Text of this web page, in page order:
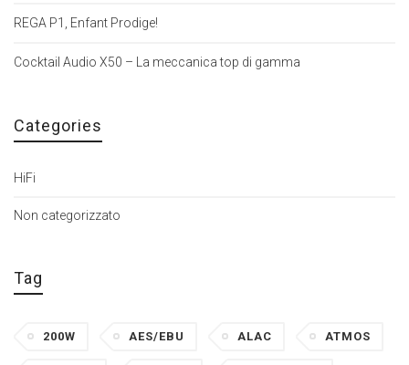
REGA P1, Enfant Prodige!
Cocktail Audio X50 – La meccanica top di gamma
Categories
HiFi
Non categorizzato
Tag
200W AES/EBU ALAC ATMOS